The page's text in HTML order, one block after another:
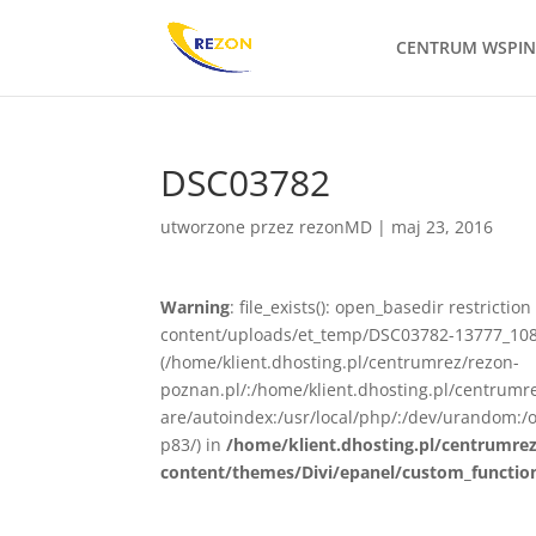
CENTRUM
DSC03782
utworzone przez rezonMD | maj 23, 2016
Warning: file_exists(): open_basedir
content/uploads/et_temp/DSC03782-
(/home/klient.dhosting.pl/centrumrez/rezon-
poznan.pl/:/home/klient.dhosting.pl/
are/autoindex:/usr/local/php/:/dev/
p83/) in/home/klient.dhosting.pl/
content/themes/Divi/epanel/